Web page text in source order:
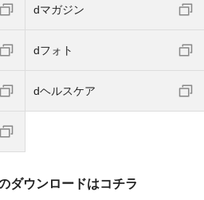
dマガジン
dフォト
dヘルスケア
ダウンロードはコチラ